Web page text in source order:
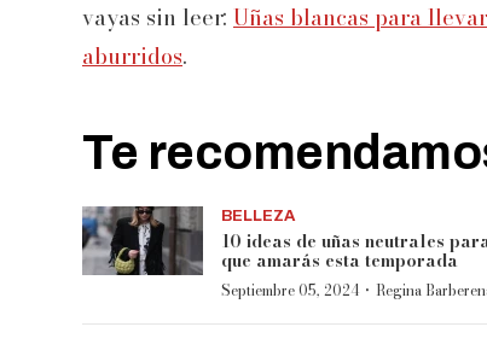
vayas sin leer: Uñas blancas para
aburridos.
Te
BELLEZA
10 ideas de uñas neutrales
que amarás esta temporada
Septiembre 05, 2024 · Regina